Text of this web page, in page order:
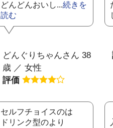
どんどんおいし...続きを
読む
どんぐりちゃんさん 38
歳 ／ 女性
評価
セルフチョイスのは
ドリンク型のより